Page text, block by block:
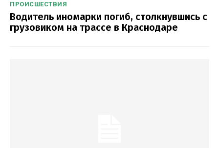
ПРОИСШЕСТВИЯ
Водитель иномарки погиб, столкнувшись с
грузовиком на трассе в Краснодаре